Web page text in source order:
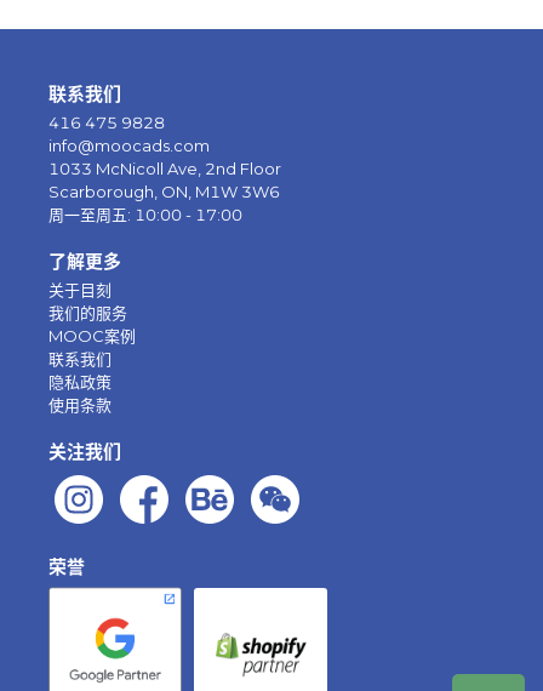
联系我们
416 475 9828
info@moocads.com
1033 McNicoll Ave, 2nd Floor
Scarborough, ON, M1W 3W6
周一至周五: 10:00 - 17:00
了解更多
关于目刻
我们的服务
MOOC案例
联系我们
隐私政策
使用条款
关注我们
荣誉